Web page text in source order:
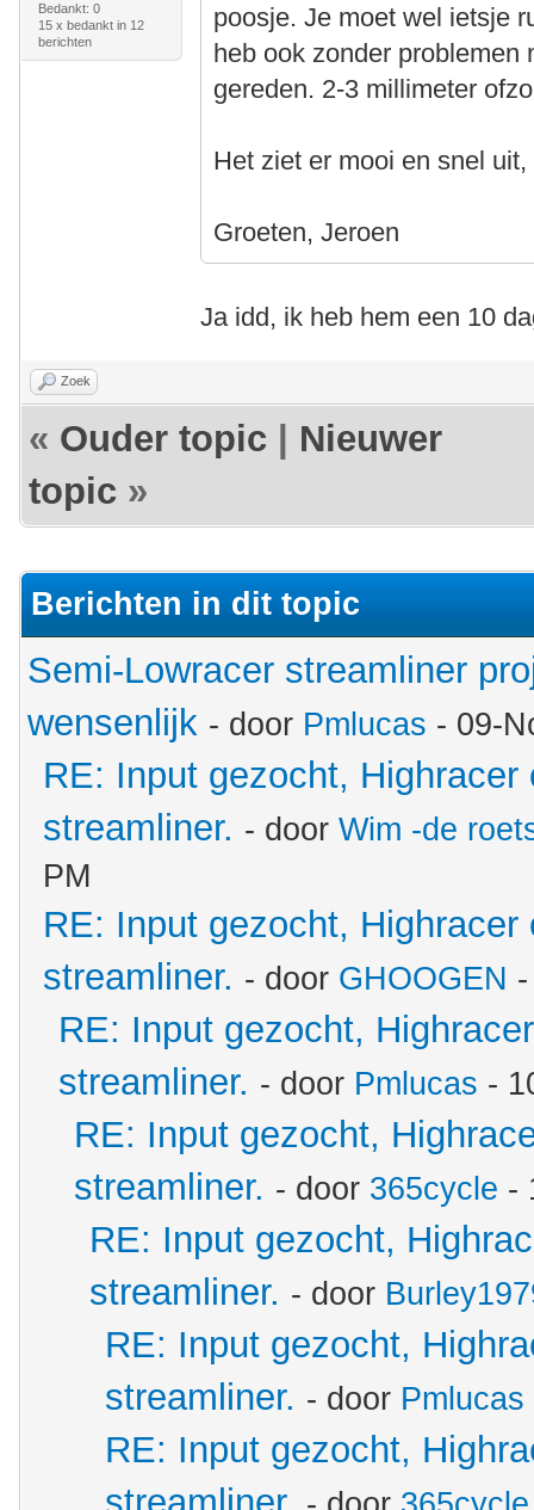
Bedankt: 0
15 x bedankt in 12
berichten
poosje. Je moet wel ietsje
heb ook zonder problemen
gereden. 2-3 millimeter
Het ziet er mooi en snel
Groeten, Jeroen
Ja idd, ik heb hem een 10
Zoek
« Ouder topic
Nieuwer
topic »
Berichten in dit topic
Semi-Lowracer streamliner
wensenlijk - door Pmlucas - 09-
RE: Input gezocht, Highracer
streamliner. - door Wim -de
PM
RE: Input gezocht, Highracer
streamliner. - door GHOOGEN
RE: Input gezocht,
streamliner. - door Pmlucas -
RE: Input gezocht,
streamliner. - door 365cycle -
RE: Input gezocht,
streamliner. - door
RE: Input gezocht,
streamliner. - door Pmlucas
RE: Input gezocht,